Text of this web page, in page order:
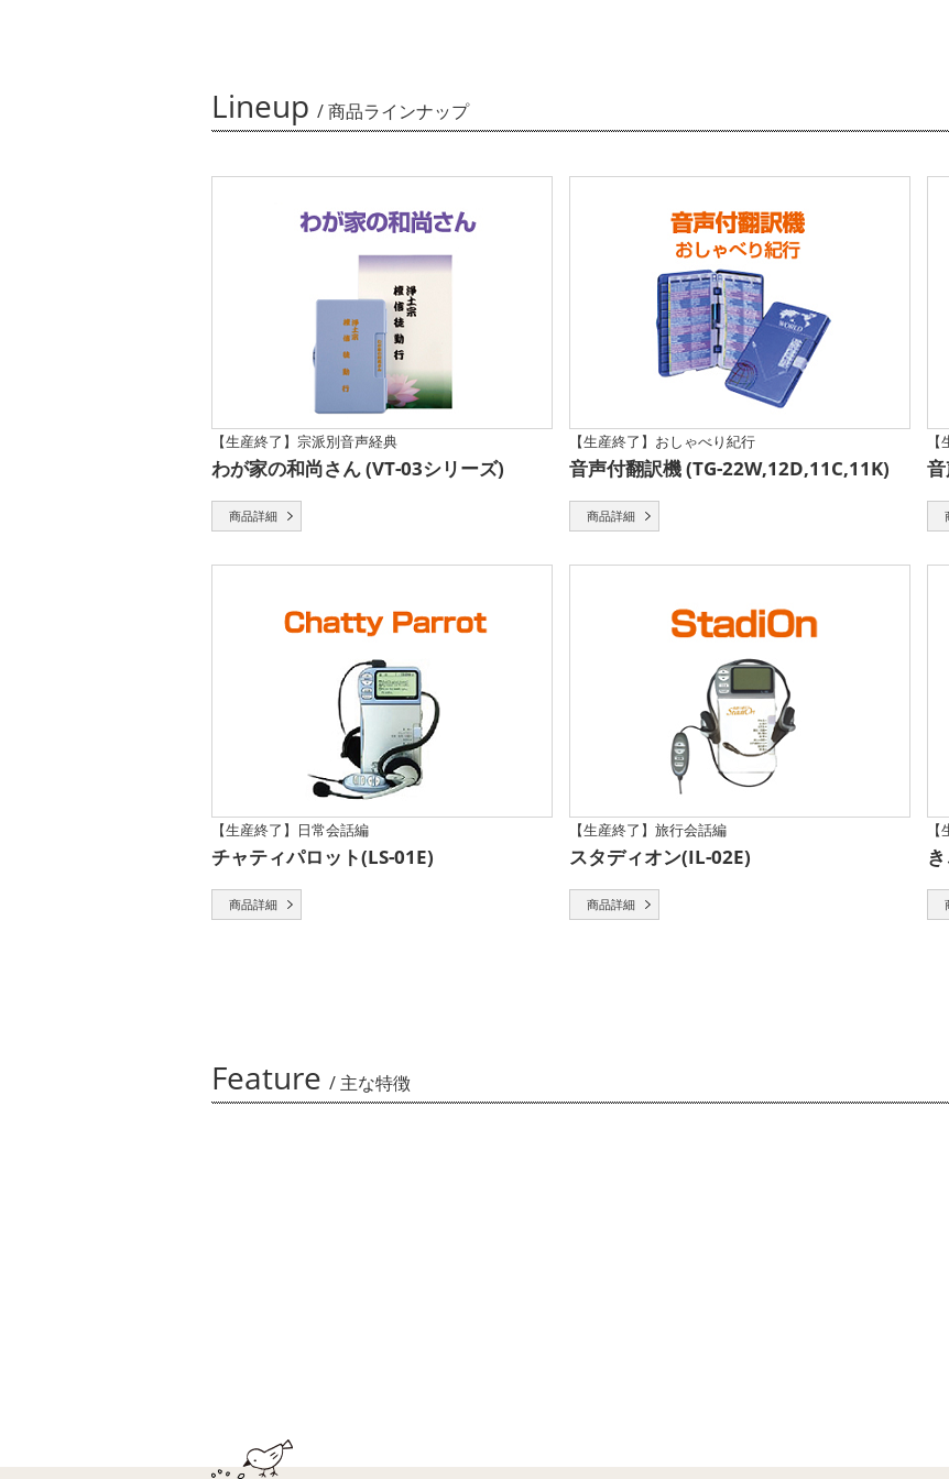
Lineup / 商品ラインナップ
【生産終了】宗派別音声経典
わが家の和尚さん (VT-03シリーズ)
商品詳細
【生産終了】おしゃべり紀行
音声付翻訳機 (TG-22W,12D,11C,11K)
商品詳細
【生産終了】日常会話編
チャティパロット(LS-01E)
商品詳細
【生産終了】旅行会話編
スタディオン(IL-02E)
商品詳細
Feature / 主な特徴